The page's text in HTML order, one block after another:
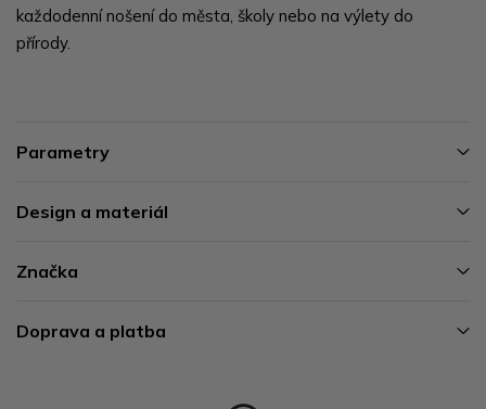
každodenní nošení do města, školy nebo na výlety do
přírody.
Parametry
Design a materiál
Značka
Doprava a platba